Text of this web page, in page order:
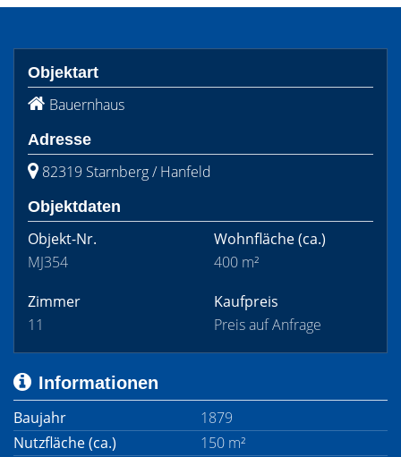
Objektart
Bauernhaus
Adresse
82319 Starnberg / Hanfeld
Objektdaten
Objekt-Nr.
MJ354
Wohnfläche(ca.)
400 m²
Zimmer
11
Kaufpreis
Preis auf Anfrage
Informationen
Baujahr
1879
Nutzfläche (ca.)
150 m²